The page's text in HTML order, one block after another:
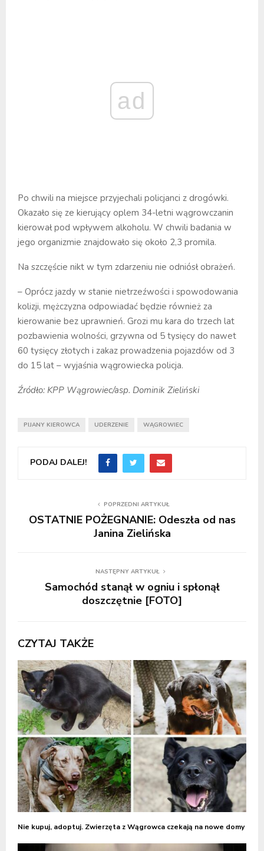
ad
Po chwili na miejsce przyjechali policjanci z drogówki.
Okazało się ze kierujący oplem 34-letni wągrowczanin
kierował pod wpływem alkoholu. W chwili badania w
jego organizmie znajdowało się około 2,3 promila.
Na szczęście nikt w tym zdarzeniu nie odniósł obrażeń.
– Oprócz jazdy w stanie nietrzeźwości i spowodowania
kolizji, mężczyzna odpowiadać będzie również za
kierowanie bez uprawnień. Grozi mu kara do trzech lat
pozbawienia wolności, grzywna od 5 tysięcy do nawet
60 tysięcy złotych i zakaz prowadzenia pojazdów od 3
do 15 lat – wyjaśnia wągrowiecka policja.
Źródło: KPP Wągrowiec/asp. Dominik Zieliński
PIJANY KIEROWCA UDERZENIE WĄGROWIEC
PODAJ DALEJ!
POPRZEDNI ARTYKUŁ
OSTATNIE POŻEGNANIE: Odeszła od nas
Janina Zielińska
NASTĘPNY ARTYKUŁ
Samochód stanął w ogniu i spłonął
doszczętnie [FOTO]
CZYTAJ TAKŻE
Nie kupuj, adoptuj. Zwierzęta z Wągrowca czekają na nowe domy